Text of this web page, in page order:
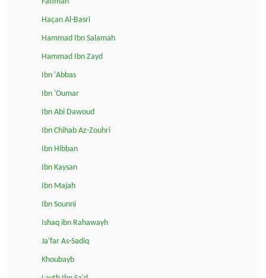
Haçan Al-Basri
Hammad Ibn Salamah
Hammad Ibn Zayd
Ibn 'Abbas
Ibn 'Oumar
Ibn Abi Dawoud
Ibn Chihab Az-Zouhri
Ibn Hibban
Ibn Kaysan
Ibn Majah
Ibn Sounni
Ishaq ibn Rahawayh
Ja'far As-Sadiq
Khoubayb